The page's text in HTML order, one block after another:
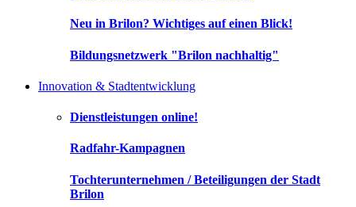
Neu in Brilon? Wichtiges auf einen Blick!
Bildungsnetzwerk "Brilon nachhaltig"
Innovation & Stadtentwicklung
Dienstleistungen online!
Radfahr-Kampagnen
Tochterunternehmen / Beteiligungen der Stadt
Brilon